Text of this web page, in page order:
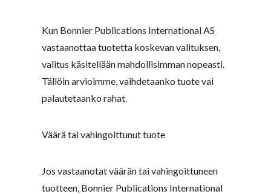
Kun Bonnier Publications International AS
vastaanottaa tuotetta koskevan valituksen,
valitus käsitellään mahdollisimman nopeasti.
Tällöin arvioimme, vaihdetaanko tuote vai
palautetaanko rahat.
Väärä tai vahingoittunut tuote
Jos vastaanotat väärän tai vahingoittuneen
tuotteen, Bonnier Publications International